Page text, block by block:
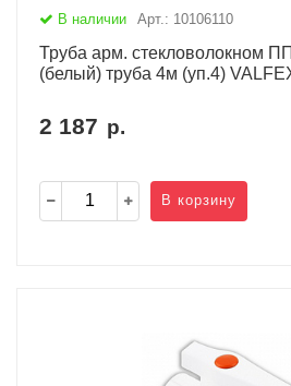
В наличии Арт.: 10106110
Труба арм. стекловолокном
(белый) труба 4м (уп.4)
2 187 р.
В корзину